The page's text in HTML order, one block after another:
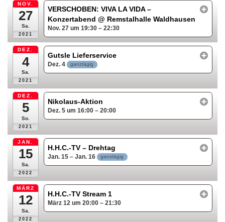
NOV.
27
Sa.
2021
VERSCHOBEN: VIVA LA VIDA –
Konzertabend@ Remstalhalle Waldhausen
Nov. 27 um 19:30 – 22:30
DEZ.
4
Sa.
2021
Gutsle Lieferservice
Dez. 4 ganztägig
DEZ.
5
So.
2021
Nikolaus-Aktion
Dez. 5 um 16:00 – 20:00
JAN.
15
Sa.
2022
H.H.C.-TV – Drehtag
Jan. 15 – Jan. 16 ganztägig
MÄRZ
12
Sa.
2022
H.H.C.-TV Stream 1
März 12 um 20:00 – 21:30